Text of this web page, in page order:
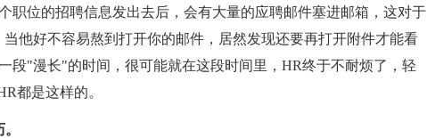
职位的招聘信息发出去后，会有大量的应聘邮件塞进邮箱，这对于
他好不容易熬到打开你的邮件，居然发现还要再打开附件才能看
段"漫长"的时间，很可能就在这段时间里，HR终于不耐烦了，轻
都是这样的。